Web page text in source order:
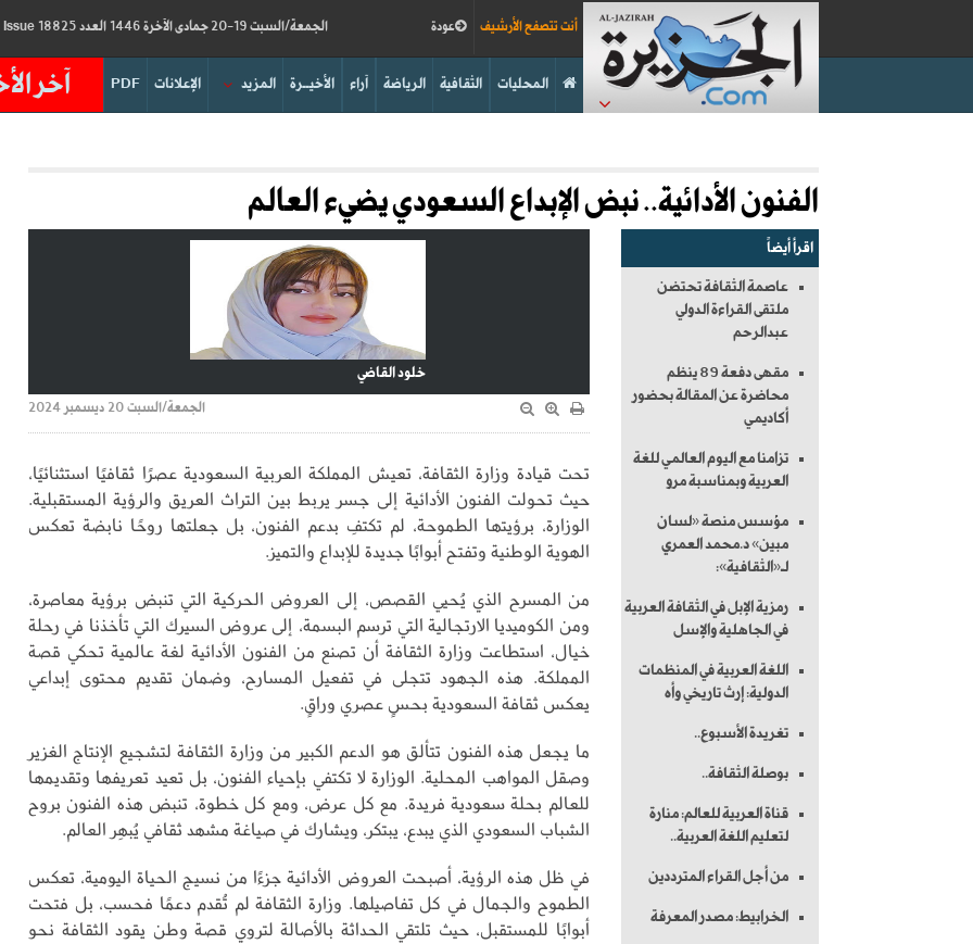
الجمعة/السبت 19-20 جمادى الآخرة 1446 العدد 18825 Issue عودة أنت تتصفح الأرشيف
آخر PDF الإعلانات المزيد الأخيــرة آراء الرياضة الثقافية المحليات
الفنون الأدائية.. نبض الإبداع السعودي يضيء العالم
اقرأ أيضاً
عاصمة الثقافة تحتضن
ملتقى القراءة الدولي
عبدالرحم
مقهى دفعة 89 ينظم
محاضرة عن المقالة بحضور
أكاديمي
تزامنا مع اليوم العالمي للغة
العربية وبمناسبة مرو
مؤسس منصة «لسان
مبين» د.محمد العمري
لـ«الثقافية»:
رمزية الإبل في الثقافة العربية
في الجاهلية والإسل
اللغة العربية في المنظمات
الدولية: إرث تاريخي وأه
تغريدة الأسبوع..
بوصلة الثقافة..
قناة العربية للعالم: منارة
لتعليم اللغة العربية..
من أجل القراء المترددين
الخرابيط: مصدر المعرفة
خلود القاضي
الجمعة/السبت 20 ديسمبر 2024
تحت قيادة وزارة الثقافة، تعيش المملكة العربية السعودية عصرًا ثقافيًا استثنائيًا،
حيث تحولت الفنون الأدائية إلى جسر يربط بين التراث العريق والرؤية المستقبلية.
الوزارة، برؤيتها الطموحة، لم تكتفِ بدعم الفنون، بل جعلتها روحًا نابضة تعكس
الهوية الوطنية وتفتح أبوابًا جديدة للإبداع والتميز.
من المسرح الذي يُحيي القصص، إلى العروض الحركية التي تنبض برؤية معاصرة،
ومن الكوميديا الارتجالية التي ترسم البسمة، إلى عروض السيرك التي تأخذنا في رحلة
خيال، استطاعت وزارة الثقافة أن تصنع من الفنون الأدائية لغة عالمية تحكي قصة
المملكة. هذه الجهود تتجلى في تفعيل المسارح، وضمان تقديم محتوى إبداعي
يعكس ثقافة السعودية بحسٍ عصري وراقٍ.
ما يجعل هذه الفنون تتألق هو الدعم الكبير من وزارة الثقافة لتشجيع الإنتاج الغزير
وصقل المواهب المحلية. الوزارة لا تكتفي بإحياء الفنون، بل تعيد تعريفها وتقديمها
للعالم بحلة سعودية فريدة. مع كل عرض، ومع كل خطوة، تنبض هذه الفنون بروح
الشباب السعودي الذي يبدع، يبتكر، ويشارك في صياغة مشهد ثقافي يُبهِر العالم.
في ظل هذه الرؤية، أصبحت العروض الأدائية جزءًا من نسيج الحياة اليومية، تعكس
الطموح والجمال في كل تفاصيلها. وزارة الثقافة لم تُقدم دعمًا فحسب، بل فتحت
أبوابًا للمستقبل، حيث تلتقي الحداثة بالأصالة لتروي قصة وطن يقود الثقافة نحو